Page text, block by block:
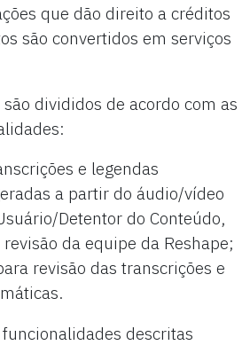
que dão direito a créditos
são convertidos em serviços
divididos de acordo com as
e legendas
a partir do áudio/vídeo
Detentor do Conteúdo,
da equipe da Reshape;
revisão das transcrições e
descritas